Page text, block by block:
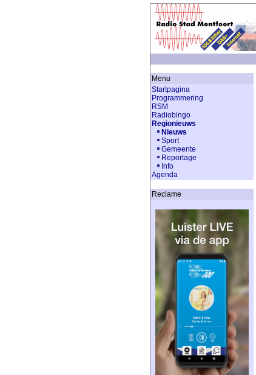
Menu
Startpagina
Programmering
RSM
Radiobingo
Regionieuws
Nieuws
Sport
Gemeente
Reportage
Info
Agenda
Reclame